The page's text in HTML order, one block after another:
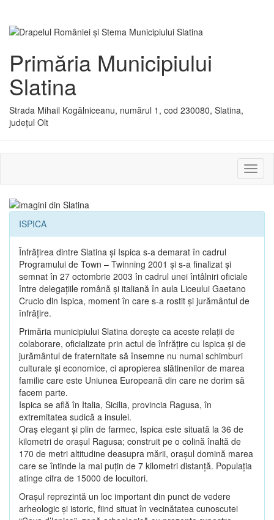
Primăria Municipiului
Slatina
Strada Mihail Kogălniceanu, numărul 1, cod 230080, Slatina,
județul Olt
sau
ISPICA
Înfrăţirea dintre Slatina şi Ispica s-a demarat în cadrul
Programului de Town – Twinning 2001 şi s-a finalizat şi
semnat în 27 octombrie 2003 în cadrul unei întâlniri oficiale
între delegaţiile română şi italiană în aula Liceului Gaetano
Crucio din Ispica, moment în care s-a rostit şi jurământul de
înfrăţire.
Primăria municipiului Slatina doreşte ca aceste relaţii de
colaborare, oficializate prin actul de înfrăţire cu Ispica şi de
jurământul de fraternitate să însemne nu numai schimburi
culturale şi economice, ci apropierea slătinenilor de marea
familie care este Uniunea Europeană din care ne dorim să
facem parte.
Ispica se află în Italia, Sicilia, provincia Ragusa, în
extremitatea sudică a insulei.
Oraş elegant şi plin de farmec, Ispica este situată la 36 de
kilometri de oraşul Ragusa; construit pe o colină înaltă de
170 de metri altitudine deasupra mării, oraşul domină marea
care se întinde la mai puţin de 7 kilometri distanţă. Populaţia
atinge cifra de 15000 de locuitori.
Oraşul reprezintă un loc important din punct de vedere
arheologic şi istoric, fiind situat în vecinătatea cunoscutei